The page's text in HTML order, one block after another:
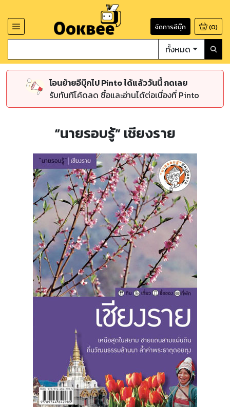
จัดการอีบุ๊ก (0)
ทั้งหมด
โอนย้ายอีบุ๊กไป Pinto ได้แล้ววันนี้ กดเลย
รับทันทีโค้ดลด ซื้อและอ่านได้ต่อเนื่องที่ Pinto
“นายรอบรู้” เชียงราย